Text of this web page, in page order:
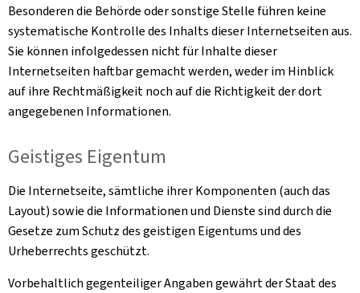
Besonderen die Behörde oder sonstige Stelle führen keine
systematische Kontrolle des Inhalts dieser Internetseiten aus.
Sie können infolgedessen nicht für Inhalte dieser
Internetseiten haftbar gemacht werden, weder im Hinblick
auf ihre Rechtmäßigkeit noch auf die Richtigkeit der dort
angegebenen Informationen.
Geistiges Eigentum
Die Internetseite, sämtliche ihrer Komponenten (auch das
Layout) sowie die Informationen und Dienste sind durch die
Gesetze zum Schutz des geistigen Eigentums und des
Urheberrechts geschützt.
Vorbehaltlich gegenteiliger Angaben gewährt der Staat des